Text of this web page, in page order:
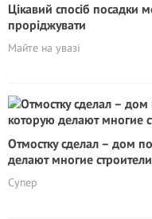
Цікавий спосіб посадки
проріджувати
Майте на увазі
Отмостку сделал – дом
делают многие строители
Супер